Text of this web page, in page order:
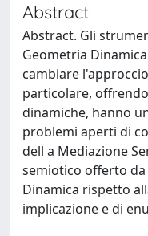
Abstract
Abstract. Gli
Geometria
cambiare
particolare,
dinamiche, hanno
problemi aperti di
dell a Mediazione
semiotico offerto
Dinamica rispetto
implicazione e di